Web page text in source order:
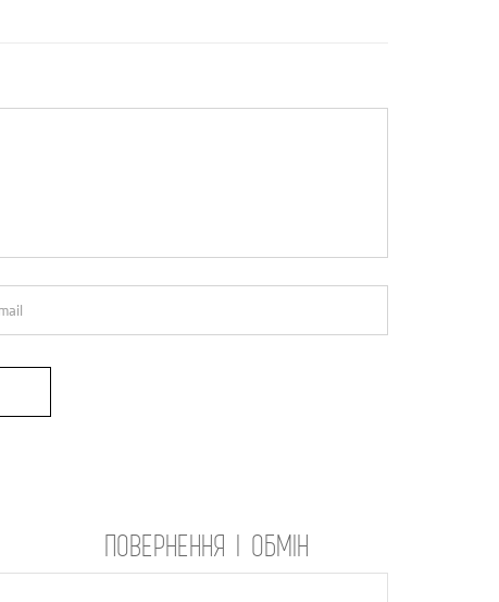
ПОВЕРНЕННЯ І ОБМІН